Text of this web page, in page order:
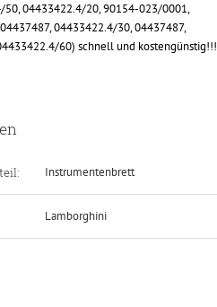
50, 04433422.4/20, 90154-023/0001,
04433422.4/30, 04437487,
60) schnell und kostengünstig!!!
Instrumentenbrett
Lamborghini